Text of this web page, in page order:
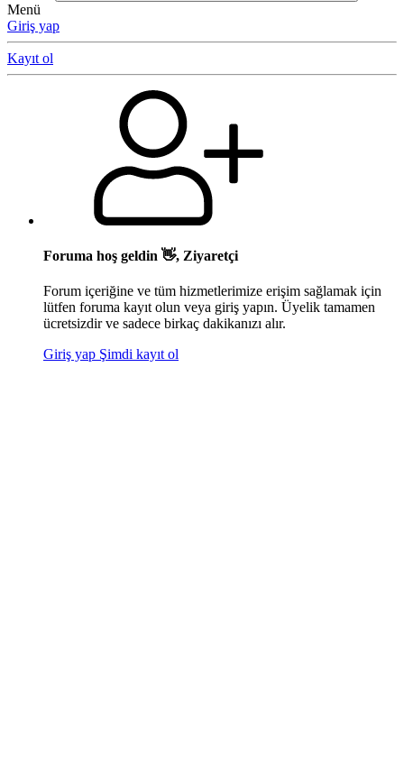
Menü
Giriş yap
Kayıt ol
Foruma hoş geldin 👋, Ziyaretçi
Forum içeriğine ve tüm hizmetlerimize erişim sağlamak için
lütfen foruma kayıt olun veya giriş yapın. Üyelik tamamen
ücretsizdir ve sadece birkaç dakikanızı alır.
Giriş yap Şimdi kayıt ol